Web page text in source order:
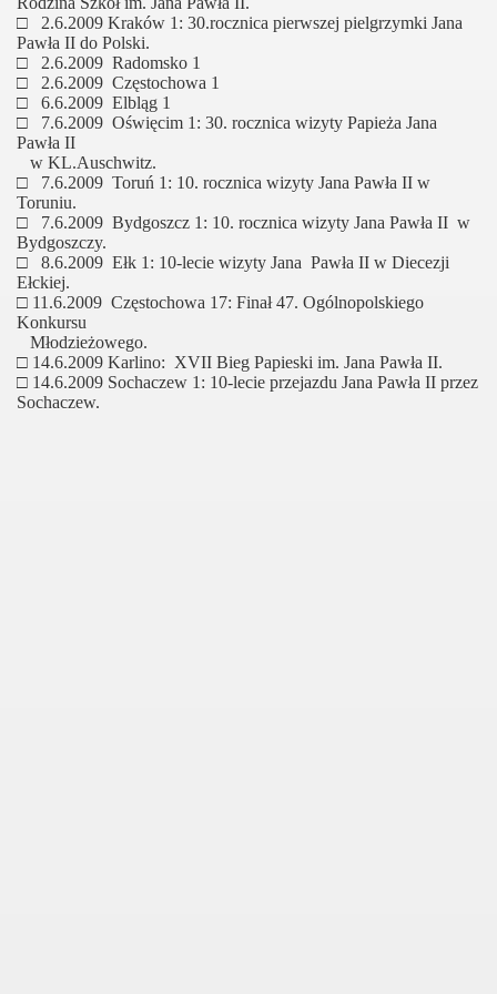
□
2.6.2009 Kraków 1: 30.rocznica pierwszej pielgrzymki Jana
Pawła II do Polski.
□
2.6.2009 Radomsko 1
□
2.6.2009 Częstochowa 1
□
6.6.2009 Elbląg 1
□
7.6.2009 Oświęcim 1: 30. rocznica wizyty Papieża Jana
Pawła II
w KL.Auschwitz.
□
7.6.2009 Toruń 1: 10. rocznica wizyty Jana Pawła II w
Toruniu.
□
7.6.2009 Bydgoszcz 1: 10. rocznica wizyty Jana Pawła II w
Bydgoszczy.
□
8.6.2009 Ełk 1: 10-lecie wizyty Jana Pawła II w Diecezji
Ełckiej.
□ 11.6.2009 Częstochowa 17: Finał 47. Ogólnopolskiego
Konkursu
Młodzieżowego.
□ 14.6.2009 Karlino: XVII Bieg Papieski im. Jana Pawła II.
□ 14.6.2009 Sochaczew 1: 10-lecie przejazdu Jana Pawła II przez
Sochaczew.
filatelistykiny